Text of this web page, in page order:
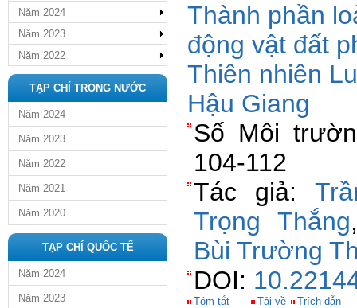
Năm 2024
Năm 2023
Năm 2022
TẠP CHÍ TRONG NƯỚC
Năm 2024
Năm 2023
Năm 2022
Năm 2021
Năm 2020
TẠP CHÍ QUỐC TẾ
Năm 2024
Năm 2023
Thành phần
động vật đất
Thiên nhiên
Hậu Giang
Số Môi
104-112
Tác giả:
Trọng Thắng
Bùi Trường
DOI:
Tóm tắt Tải về Trích dẫn